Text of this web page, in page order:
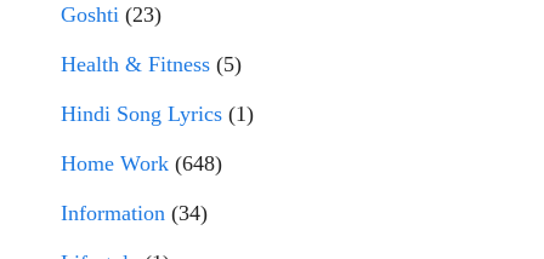
Goshti (23)
Health & Fitness (5)
Hindi Song Lyrics (1)
Home Work (648)
Information (34)